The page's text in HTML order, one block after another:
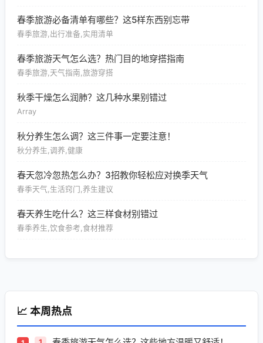
春季旅游必备清单有哪些？这5样东西别忘带
春季旅游,出行准备,实用清单
春季旅游天气怎么选？热门目的地穿搭指南
春季旅游,天气指南,旅游穿搭
秋季干燥怎么润肺？这几种水果别错过
Array
秋分养生怎么调？这三件事一定要注意！
秋分养生,调养,健康
春天忽冷忽热怎么办？3招教你轻松应对换季天气
春季天气,生活窍门,养生建议
春天养生吃什么？这三样食材别错过
春季养生,饮食参考,食材推荐
📈 本周热点